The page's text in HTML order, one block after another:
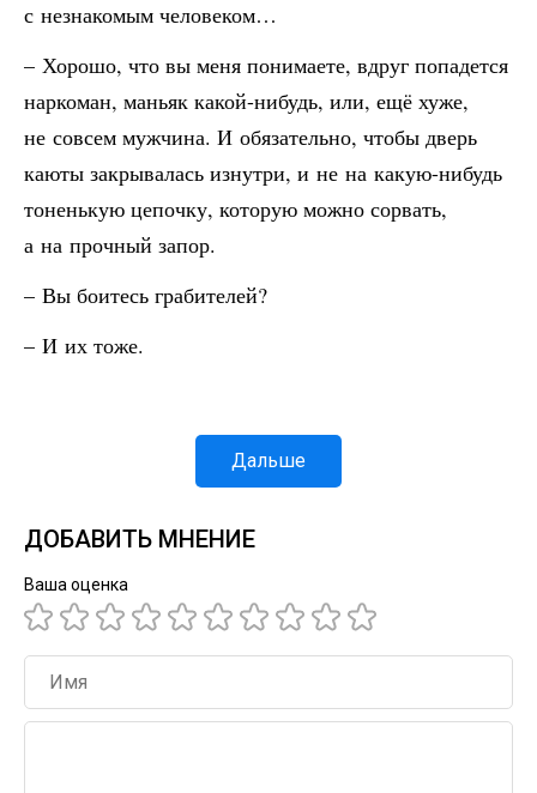
с незнакомым человеком…
– Хорошо, что вы меня понимаете, вдруг попадется
наркоман, маньяк какой-нибудь, или, ещё хуже,
не совсем мужчина. И обязательно, чтобы дверь
каюты закрывалась изнутри, и не на какую-нибудь
тоненькую цепочку, которую можно сорвать,
а на прочный запор.
– Вы боитесь грабителей?
– И их тоже.
Дальше
ДОБАВИТЬ МНЕНИЕ
Ваша оценка